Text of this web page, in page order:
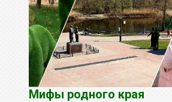
Мифы родного края